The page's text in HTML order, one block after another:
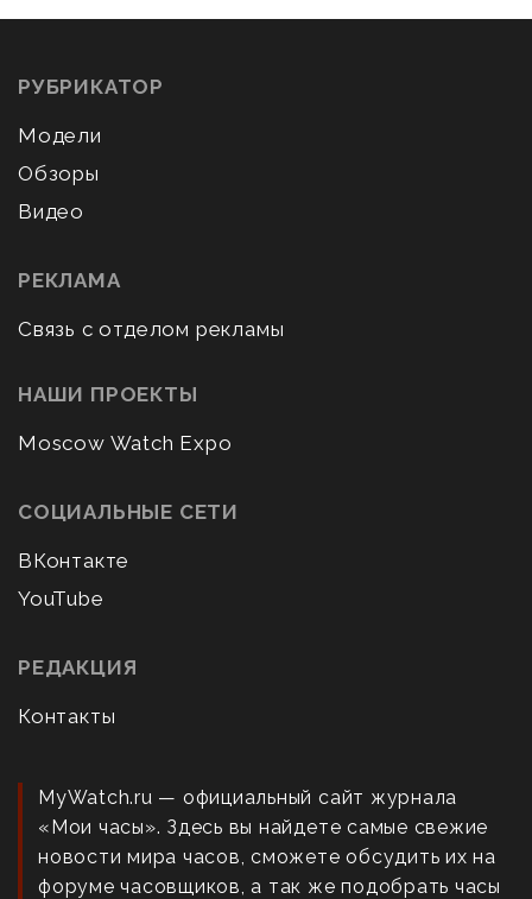
РУБРИКАТОР
Модели
Обзоры
Видео
РЕКЛАМА
Связь с отделом рекламы
НАШИ ПРОЕКТЫ
Moscow Watch Expo
СОЦИАЛЬНЫЕ СЕТИ
ВКонтакте
YouTube
РЕДАКЦИЯ
Контакты
MyWatch.ru — официальный сайт журнала
«Мои часы». Здесь вы найдете самые свежие
новости мира часов, сможете обсудить их на
форуме часовщиков, а так же подобрать часы